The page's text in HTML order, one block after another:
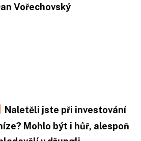
Vořechovský
Naletěli jste při investování
Mohlo být i hůř, alespoň